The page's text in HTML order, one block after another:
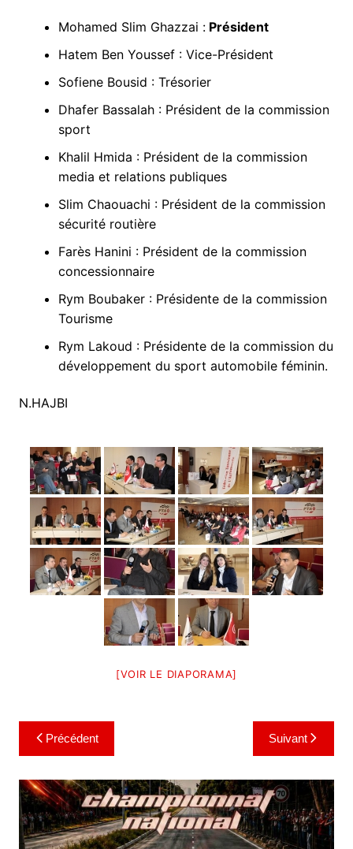
Mohamed Slim Ghazzai :Président
Hatem Ben Youssef : Vice-Président
Sofiene Bousid : Trésorier
Dhafer Bassalah : Président de la commission
sport
Khalil Hmida : Président de la commission
media et relations publiques
Slim Chaouachi : Président de la commission
sécurité routière
Farès Hanini : Président de la commission
concessionnaire
Rym Boubaker : Présidente de la commission
Tourisme
Rym Lakoud : Présidente de la commission du
développement du sport automobile féminin.
N.HAJBI
[VOIR LE DIAPORAMA]
Navigation
de
l’article
Précédent Suivant